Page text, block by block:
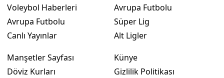
Voleybol Haberleri
Avrupa Futbolu
Canlı Yayınlar
Avrupa Futbolu
Süper Lig
Alt Ligler
Manşetler Sayfası
Döviz Kurları
Künye
Gizlilik Politikası